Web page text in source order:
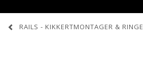
RAILS - KIKKERTMONTAGER & RINGE